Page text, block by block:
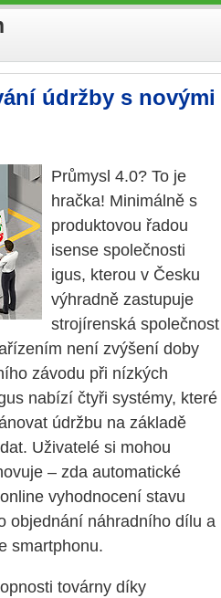
údržby s novými
Průmysl 4.0? To je
hračka! Minimálně s
produktovou řadou
isense společnosti
igus, kterou v Česku
výhradně zastupuje
strojírenská společnost
není zvýšení doby
závodu při nízkých
nabízí čtyři systémy, které
údržbu na základě
Uživatelé si mohou
– zda automatické
vyhodnocení stavu
objednání náhradního dílu a
smartphonu.
továrny díky